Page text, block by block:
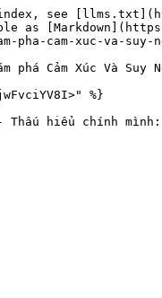
see
as
pha-cam-xuc-va-suy-
Cảm Xúc Và Suy
%}